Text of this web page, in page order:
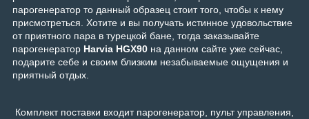
парогенератор то данный образец стоит того, чтобы к нему
присмотреться. Хотите и вы получать истинное удовольствие
от приятного пара в турецкой бане, тогда заказывайте
парогенератор Harvia HGX90 на данном сайте уже сейчас,
подарите себе и своим близким незабываемые ощущения и
приятный отдых.
Комплект поставки входит парогенератор, пульт управления,